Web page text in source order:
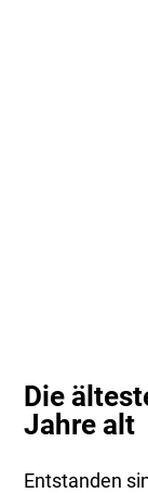
Die
Jahre alt
Entstanden